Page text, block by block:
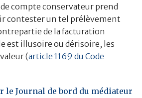
compte conservateur prend
contester un tel prélèvement
de la facturation
est illusoire ou dérisoire, les
(article 1169 du Code
le Journal de bord du médiateur